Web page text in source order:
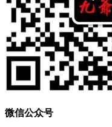
微信公众号